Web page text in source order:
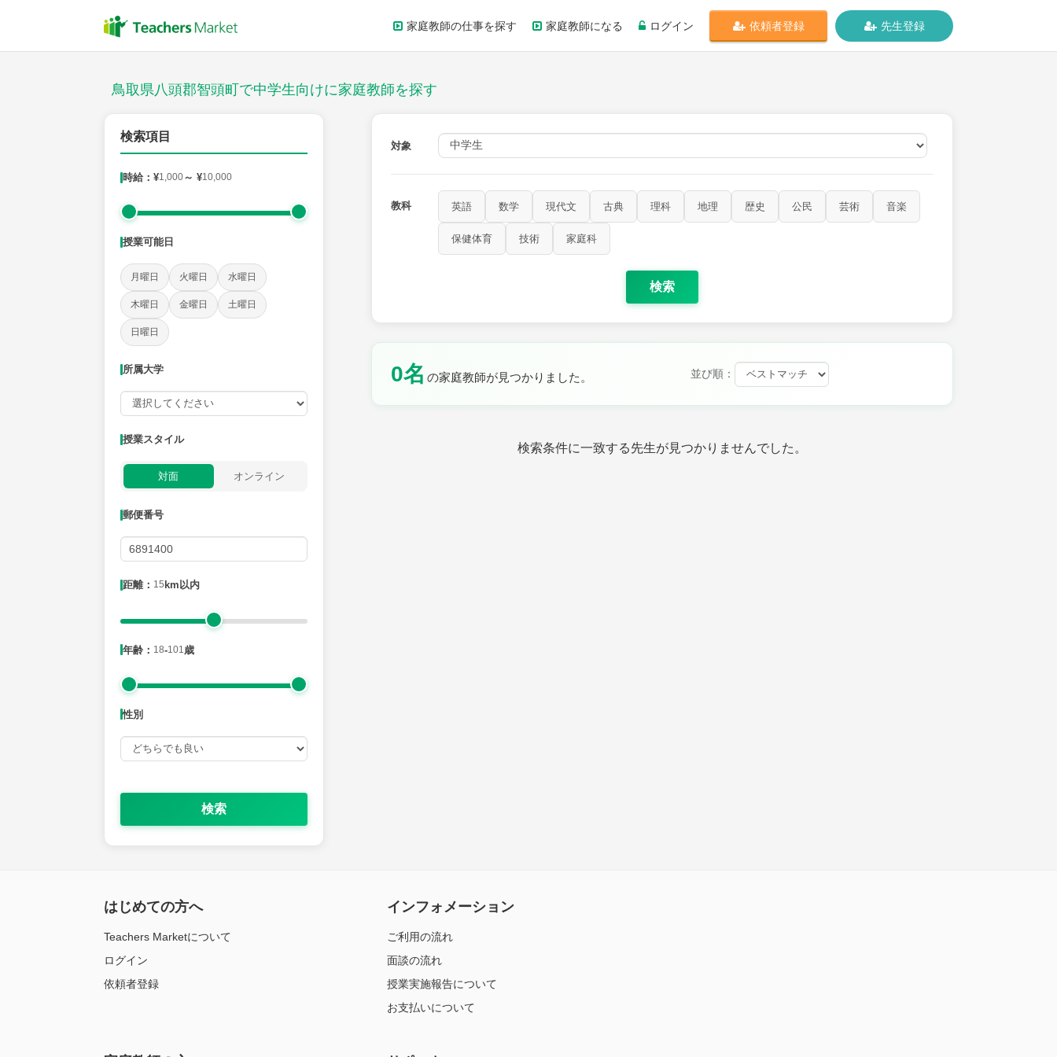
家庭教師の仕事を探す 家庭教師になる ログイン 依頼者登録 先生登録
鳥取県八頭郡智頭町で中学生向けに家庭教師を探す
検索項目
時給：¥1,000～ ¥10,000
授業可能日
月曜日 火曜日 水曜日
木曜日 金曜日 土曜日
日曜日
所属大学
授業スタイル
対面 オンライン
郵便番号
距離： 15 km以内
年齢： 18-101 歳
性別
検索
対象
教科 英語 数学 現代文 古典 理科 地理 歴史 公民 芸術 音楽
保健体育 技術 家庭科
検索
0名 の家庭教師が見つかりました。 並び順：
検索条件に一致する先生が見つかりませんでした。
授業スタイル
数学 現代文 古典 家庭科
時給：¥1,000 ～ ¥10,000
授業可能日
月曜日 火曜日
距離：15km以内
年齢：18-101歳
はじめての方へ
Teachers Marketについて
ログイン
依頼者登録
インフォメーション
ご利用の流れ
面談の流れ
授業実施報告について
お支払いについて